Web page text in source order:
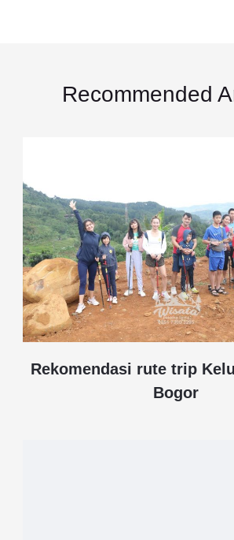
Recommended
Rekomendasi rute trip
Bogor